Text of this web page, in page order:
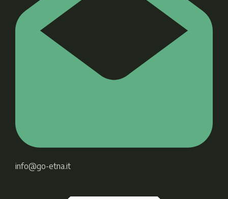
info@go-etna.it